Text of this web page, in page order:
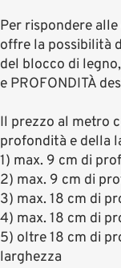
Per rispondere
offre la possibilità
del blocco di
e PROFONDITÀ
Il prezzo al metro
profondità e della
1) max. 9 cm di
2) max. 9 cm di
3) max. 18 cm di
4) max. 18 cm di
5) oltre 18 cm di
larghezza